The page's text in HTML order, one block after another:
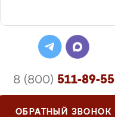
8 (800) 511-89-55
ОБРАТНЫЙ ЗВОНОК